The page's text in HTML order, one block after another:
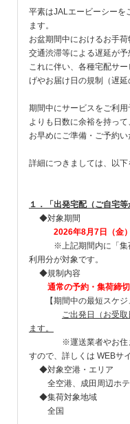
平素はJALエービーシーを
ます。
お盆期間中におけるお手
交通渋滞等による遅延が予
これに伴い、各種宅配サ
げやお届け日の規制（遅延
期間中にサービスをご利
よりも日数に余裕を持って
お早めにご準備・ご予約い
詳細につきましては、以下
１．「出発宅配（ご自宅
◆対象期間
2026年8月7日（金
※上記期間内に「集荷
利用分が対象です。
◆規制内容
通常の予約・集荷締
【期間中の最短
ご出発日（お受
ます。
※運送業者やお住まい
すので、詳しくは WEBサ
◆対象空港・エリア
全空港、成田周辺ホ
◆集荷対象地域
全国